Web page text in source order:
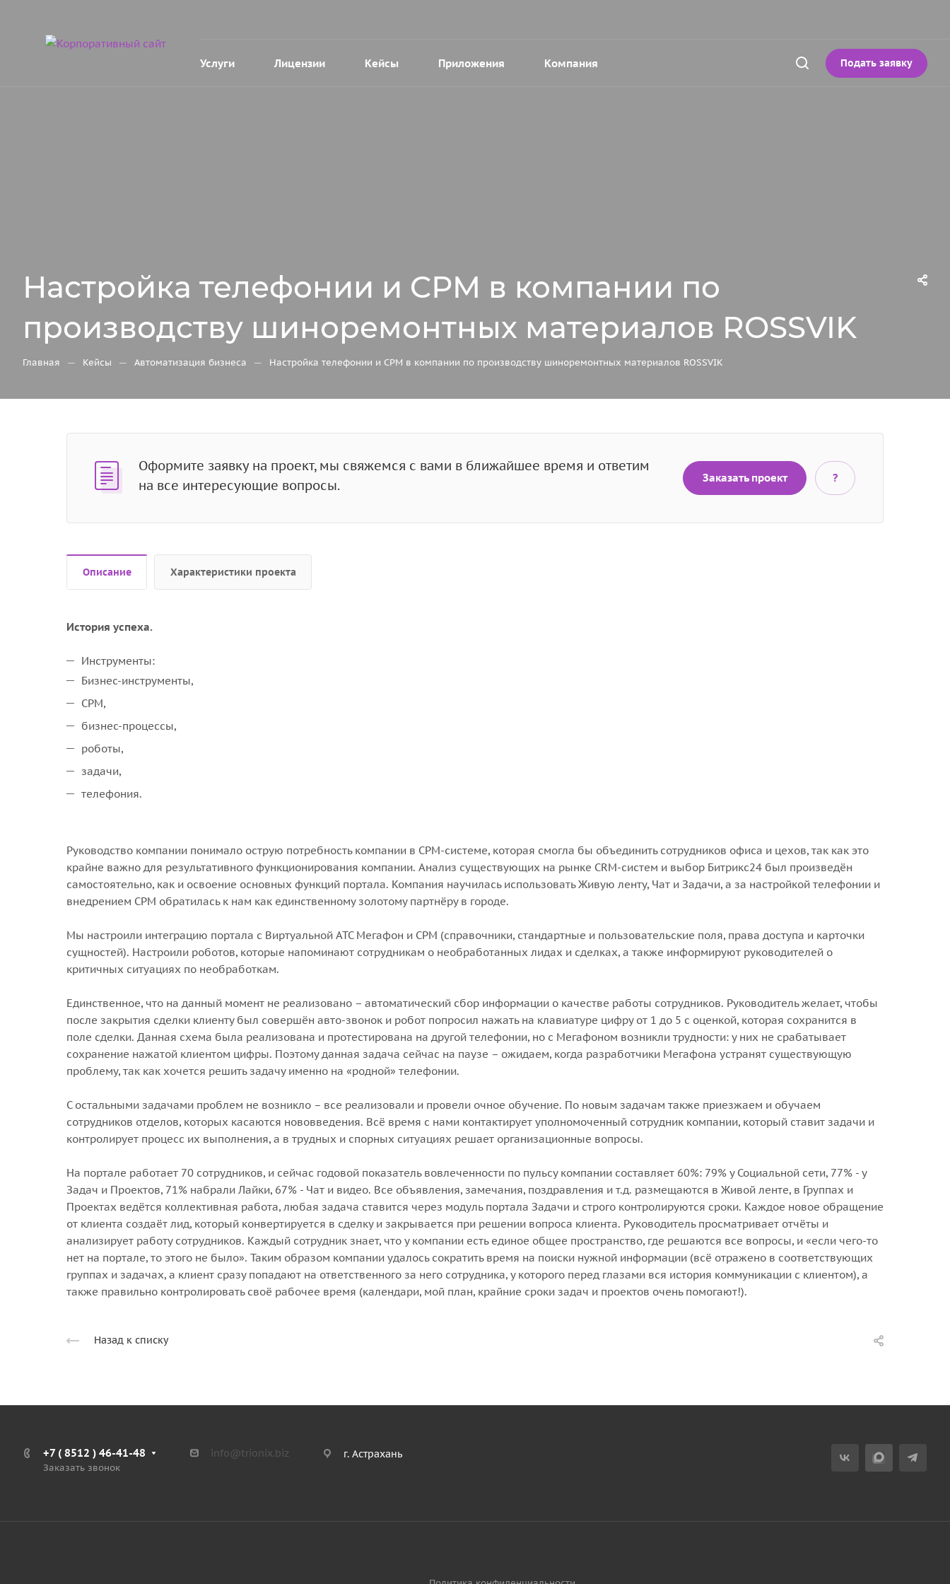
Услуги Лицензии Кейсы Приложения Компания Подать заявку
Настройка телефонии и CРM в компании по
производству шиноремонтных материалов ROSSVIK
Главная — Кейсы — Автоматизация бизнеса — Настройка телефонии и CРM в компании по производству шиноремонтных материалов ROSSVIK
Оформите заявку на проект, мы свяжемся с вами в ближайшее время и ответим
на все интересующие вопросы.
Заказать проект ?
Описание Характеристики проекта
История успеха.
Инструменты:
Бизнес-инструменты,
CРM,
бизнес-процессы,
роботы,
задачи,
телефония.
Руководство компании понимало острую потребность компании в CРM-системе, которая смогла бы объединить сотрудников офиса и цехов, так как это
крайне важно для результативного функционирования компании. Анализ существующих на рынке CRM-систем и выбор Битрикс24 был произведён
самостоятельно, как и освоение основных функций портала. Компания научилась использовать Живую ленту, Чат и Задачи, а за настройкой телефонии и
внедрением CРM обратилась к нам как единственному золотому партнёру в городе.
Мы настроили интеграцию портала с Виртуальной АТС Мегафон и CРM (справочники, стандартные и пользовательские поля, права доступа и карточки
сущностей). Настроили роботов, которые напоминают сотрудникам о необработанных лидах и сделках, а также информируют руководителей о
критичных ситуациях по необработкам.
Единственное, что на данный момент не реализовано – автоматический сбор информации о качестве работы сотрудников. Руководитель желает, чтобы
после закрытия сделки клиенту был совершён авто-звонок и робот попросил нажать на клавиатуре цифру от 1 до 5 с оценкой, которая сохранится в
поле сделки. Данная схема была реализована и протестирована на другой телефонии, но с Мегафоном возникли трудности: у них не срабатывает
сохранение нажатой клиентом цифры. Поэтому данная задача сейчас на паузе – ожидаем, когда разработчики Мегафона устранят существующую
проблему, так как хочется решить задачу именно на «родной» телефонии.
С остальными задачами проблем не возникло – все реализовали и провели очное обучение. По новым задачам также приезжаем и обучаем
сотрудников отделов, которых касаются нововведения. Всё время с нами контактирует уполномоченный сотрудник компании, который ставит задачи и
контролирует процесс их выполнения, а в трудных и спорных ситуациях решает организационные вопросы.
На портале работает 70 сотрудников, и сейчас годовой показатель вовлеченности по пульсу компании составляет 60%: 79% у Социальной сети, 77% - у
Задач и Проектов, 71% набрали Лайки, 67% - Чат и видео. Все объявления, замечания, поздравления и т.д. размещаются в Живой ленте, в Группах и
Проектах ведётся коллективная работа, любая задача ставится через модуль портала Задачи и строго контролируются сроки. Каждое новое обращение
от клиента создаёт лид, который конвертируется в сделку и закрывается при решении вопроса клиента. Руководитель просматривает отчёты и
анализирует работу сотрудников. Каждый сотрудник знает, что у компании есть единое общее пространство, где решаются все вопросы, и «если чего-то
нет на портале, то этого не было». Таким образом компании удалось сократить время на поиски нужной информации (всё отражено в соответствующих
группах и задачах, а клиент сразу попадают на ответственного за него сотрудника, у которого перед глазами вся история коммуникации с клиентом), а
также правильно контролировать своё рабочее время (календари, мой план, крайние сроки задач и проектов очень помогают!).
Назад к списку
+7 ( 8512 ) 46-41-48
Заказать звонок
info@trionix.biz г. Астрахань